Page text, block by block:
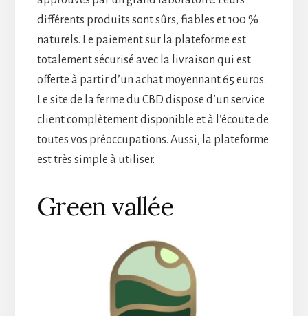
différents produits sont sûrs, fiables et 100 %
naturels. Le paiement sur la plateforme est
totalement sécurisé avec la livraison qui est
offerte à partir d’un achat moyennant 65 euros.
Le site de la ferme du CBD dispose d’un service
client complètement disponible et à l’écoute de
toutes vos préoccupations. Aussi, la plateforme
est très simple à utiliser.
Green vallée